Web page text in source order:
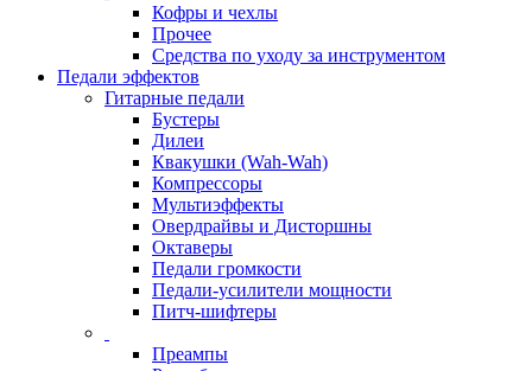
Кофры и чехлы
Прочее
Средства по уходу за инструментом
Педали эффектов
Гитарные педали
Бустеры
Дилеи
Квакушки (Wah-Wah)
Компрессоры
Мультиэффекты
Овердрайвы и Дисторшны
Октаверы
Педали громкости
Педали-усилители мощности
Питч-шифтеры
Преампы